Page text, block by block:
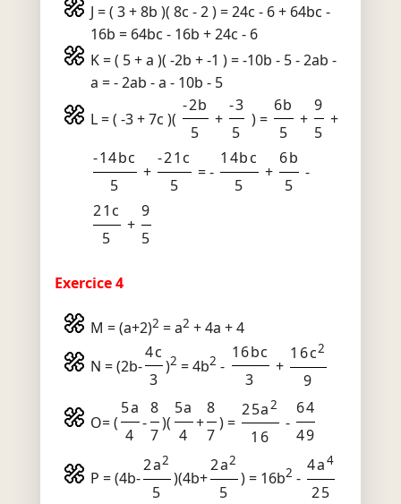
J = ( 3 + 8b )( 8c - 2 ) = 24c - 6 + 64bc -
16b = 64bc - 16b + 24c - 6
K = ( 5 + a )( -2b + -1 ) = -10b - 5 - 2ab -
a = - 2ab - a - 10b - 5
L = ( -3 + 7c )(
-2b
5
+
-3
5
) =
6b
5
+
9
5
+
-14bc
5
+
-21c
5
= -
14bc
5
+
6b
5
-
21c
5
+
9
5
Exercice 4
M = (a+2)2 = a2 + 4a + 4
N = (2b-
4c
3
)2 = 4b2 -
16bc
3
+
16c2
9
O= (
5a
4
-
8
7
)(
5a
4
+
8
7
) =
25a2
16
-
64
49
P = (4b-
2a2
5
)(4b+
2a2
5
) = 16b2 -
4a4
25